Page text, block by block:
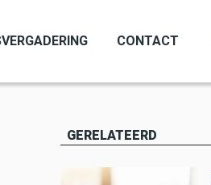
CONTACT
GERELATEERD